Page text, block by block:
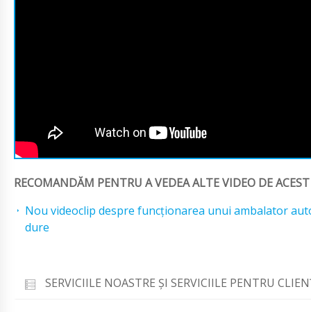
RECOMANDĂM PENTRU A VEDEA ALTE VIDEO DE
Nou videoclip despre funcționarea unui ambalator
dure
SERVICIILE NOASTRE ŞI SERVICIILE PENTRU